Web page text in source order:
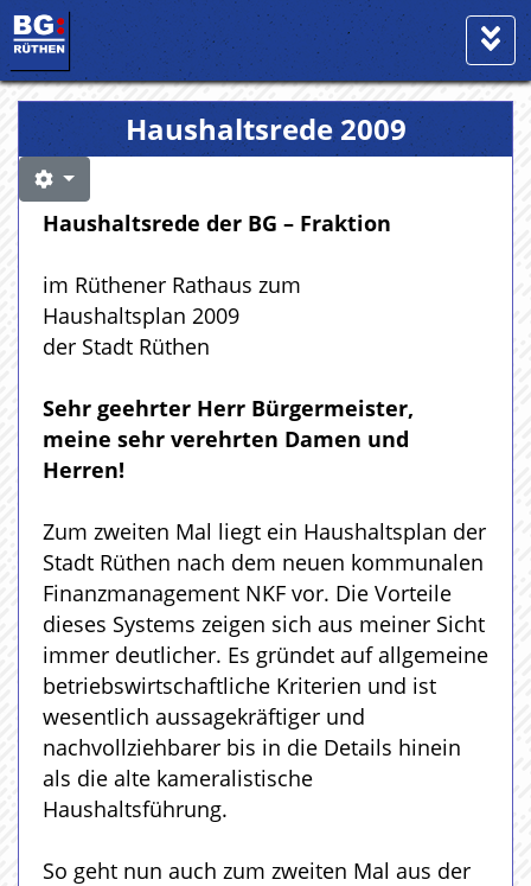
Haushaltsrede 2009
Haushaltsrede der BG – Fraktion
im Rüthener Rathaus zum
Haushaltsplan 2009
der Stadt Rüthen
Sehr geehrter Herr Bürgermeister,
meine sehr verehrten Damen und
Herren!
Zum zweiten Mal liegt ein Haushaltsplan der
Stadt Rüthen nach dem neuen kommunalen
Finanzmanagement NKF vor. Die Vorteile
dieses Systems zeigen sich aus meiner Sicht
immer deutlicher. Es gründet auf allgemeine
betriebswirtschaftliche Kriterien und ist
wesentlich aussagekräftiger und
nachvollziehbarer bis in die Details hinein
als die alte kameralistische
Haushaltsführung.
So geht nun auch zum zweiten Mal aus der